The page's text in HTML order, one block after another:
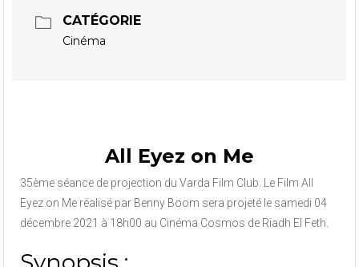
CATÉGORIE
Cinéma
All Eyez on Me
35ème séance de projection du Varda Film Club. Le Film All
Eyez on Me réalisé par Benny Boom sera projeté le samedi 04
décembre 2021 à 18h00 au Cinéma Cosmos de Riadh El Feth.